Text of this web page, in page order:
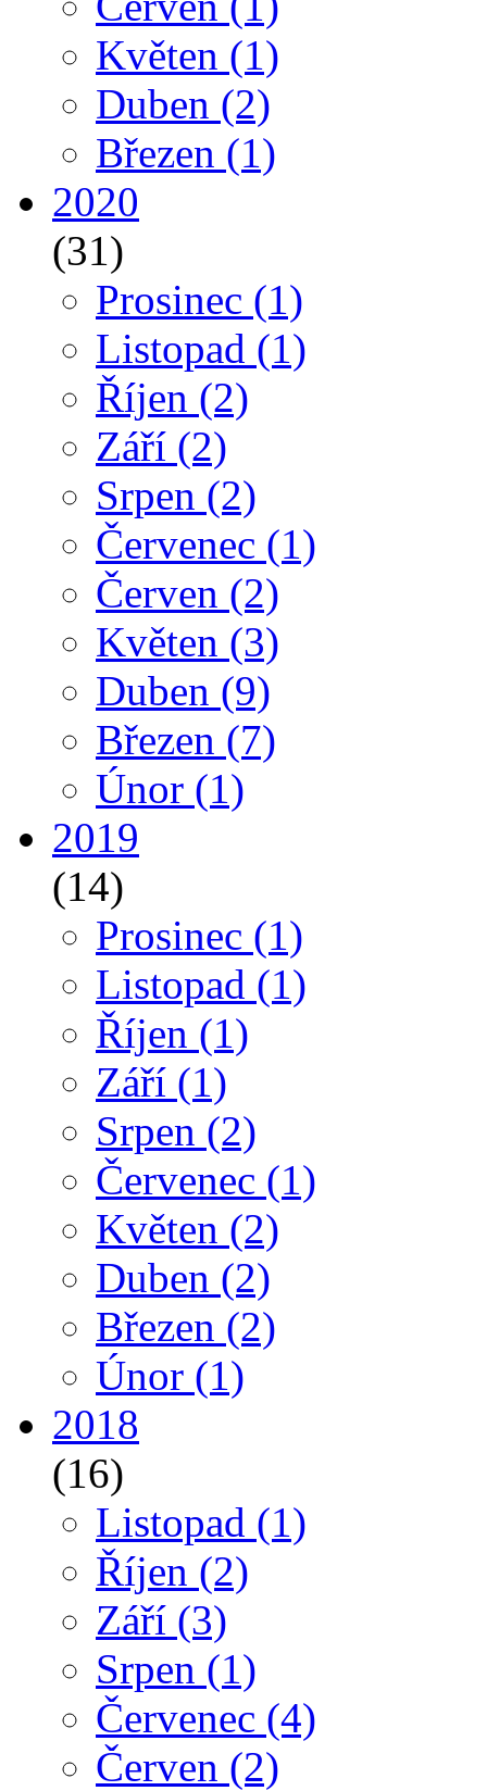
Květen (1)
Duben (2)
Březen (1)
2020
(31)
Prosinec (1)
Listopad (1)
Říjen (2)
Září (2)
Srpen (2)
Červenec (1)
Červen (2)
Květen (3)
Duben (9)
Březen (7)
Únor (1)
2019
(14)
Prosinec (1)
Listopad (1)
Říjen (1)
Září (1)
Srpen (2)
Červenec (1)
Květen (2)
Duben (2)
Březen (2)
Únor (1)
2018
(16)
Listopad (1)
Říjen (2)
Září (3)
Srpen (1)
Červenec (4)
Červen (2)